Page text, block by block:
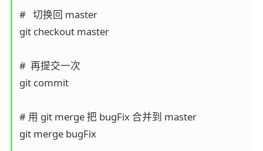
#   切换回 master
git checkout master
#  再提交一次
git commit
# 用 git merge 把 bugFix 合并到 master
git merge bugFix